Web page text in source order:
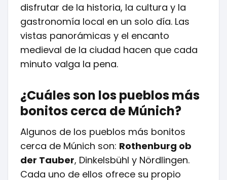
disfrutar de la historia, la cultura y la
gastronomía local en un solo día. Las
vistas panorámicas y el encanto
medieval de la ciudad hacen que cada
minuto valga la pena.
¿Cuáles son los pueblos más
bonitos cerca de Múnich?
Algunos de los pueblos más bonitos
cerca de Múnich son: Rothenburg ob
der Tauber, Dinkelsbühl y Nördlingen.
Cada uno de ellos ofrece su propio